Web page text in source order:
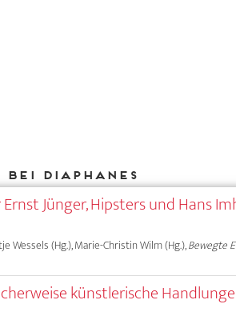
DIAPHANES
Jünger, Hipsters und Hans
Wessels (Hg.), Marie-Christin Wilm (Hg.),Bewegte
künstlerische